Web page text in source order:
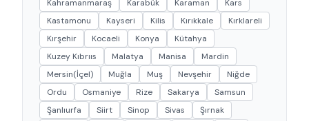
Kahramanmaraş
Karabük Karaman
Kars
Kastamonu
Kayseri Kilis Kırıkkale
Kırklareli
Kırşehir
Kocaeli Konya
Kütahya
Kuzey Kıbrııs
Malatya Manisa
Mardin
Mersin(İçel)
Muğla Muş Nevşehir
Niğde
Ordu
Osmaniye Rize Sakarya
Samsun
Şanlıurfa
Siirt Sinop Sivas
Şırnak